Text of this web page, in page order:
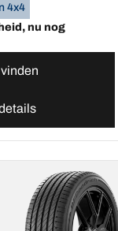
4x4
nu nog